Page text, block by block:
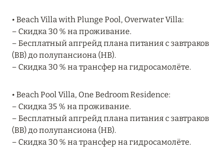
MANDARIN ORIENTAL JUMEIRA — SUITE
NOVEMBER
Подробнее
ЗАБРОНИРУЙТЕ FOUR SEASONS RESORT
DUBAI AT JUMEIRAH BEACH ПО ЛУЧШИМ
ЦЕНАМ
Подробнее
• Beach Villa with Plunge Pool, Overwater Villa:
– Скидка 30 % на проживание.
– Бесплатный апгрейд плана питания с завтраков
(BB) до полупансиона (HB).
– Скидка 30 % на трансфер на гидросамолёте.
• Beach Pool Villa, One Bedroom Residence:
– Скидка 35 % на проживание.
– Бесплатный апгрейд плана питания с завтраков
(BB) до полупансиона (HB).
– Скидка 30 % на трансфер на гидросамолёте.